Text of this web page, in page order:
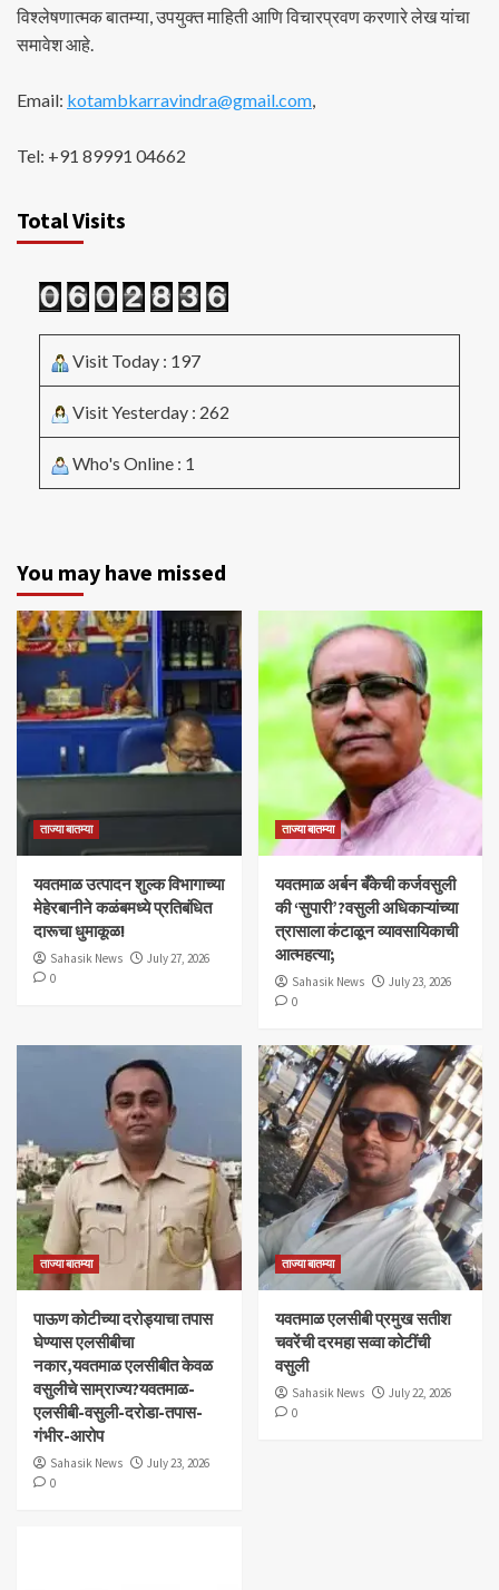
विश्लेषणात्मक बातम्या, उपयुक्त माहिती आणि विचारप्रवण करणारे लेख यांचा
समावेश आहे.
Email: kotambkarravindra@gmail.com,
Tel: +91 89991 04662
Total Visits
Visit Today : 197
Visit Yesterday : 262
Who's Online : 1
You may have missed
ताज्या बातम्या
यवतमाळ उत्पादन शुल्क विभागाच्या
मेहेरबानीने कळंबमध्ये प्रतिबंधित
दारूचा धुमाकूळ!
Sahasik News
July 27, 2026
0
ताज्या बातम्या
​यवतमाळ अर्बन बँकेची कर्जवसुली
की ‘सुपारी’?वसुली अधिकाऱ्यांच्या
त्रासाला कंटाळून व्यावसायिकाची
आत्महत्या;
Sahasik News
July 23, 2026
0
ताज्या बातम्या
पाऊण कोटीच्या दरोड्याचा तपास
घेण्यास एलसीबीचा
नकार,यवतमाळ एलसीबीत केवळ
वसुलीचे साम्राज्य?यवतमाळ-
एलसीबी-वसुली-दरोडा-तपास-
गंभीर-आरोप
Sahasik News
July 23, 2026
0
ताज्या बातम्या
यवतमाळ एलसीबी प्रमुख सतीश
चवरेंची दरमहा सव्वा कोटींची
वसुली
Sahasik News
July 22, 2026
0